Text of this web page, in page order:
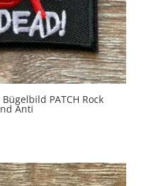
PATCH Rock
Anti